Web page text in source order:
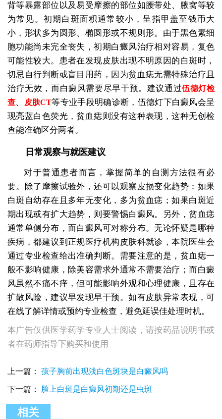
背等暴露部位以及易受摩擦的部位如腰带处、腋窝等较
为常见。初期白斑面积通常较小，呈指甲盖至钱币大
小，形状多为圆形、椭圆形或不规则形。由于黑色素细
胞功能尚未完全丧失，初期白癜风治疗相对容易，复色
可能性较大。患者在发现皮肤出现不明原因的白斑时，
切忌自行判断或盲目用药，因为贫血痣无需特殊治疗且
治疗无效，而白癜风需要尽早干预。建议通过伍德灯检
查、 皮肤CT等专业手段明确诊断，伍德灯下白癜风会呈
现亮蓝白色荧光，贫血痣则没有这种表现，这种无创检
查能准确区分两者。
日常观察与就医建议
对于普通患者而言，掌握简单的自测方法很有必
要。除了摩擦试验外，还可以观察皮损变化趋势：如果
白斑自幼存在且多年无变化，多为贫血痣；如果白斑近
期出现或有扩大趋势，则要警惕白癜风。另外，贫血痣
通常单侧分布，而白癜风可对称分布。无论怀疑是哪种
疾病，都建议到正规医疗机构皮肤科就诊，本院医生会
通过专业检查给出准确判断。需要注意的是，贫血痣一
般不影响健康，除美容需求外通常不需要治疗；而白癜
风虽然不痛不痒，但可能影响外观和心理健康，且存在
扩散风险，建议早发现早干预。如有皮肤异常表现，可
在线了解详情或预约专业检查，避免延误佳处理时机。
本广告仅供医学药学专业人士阅读，请按药品说明书或
者在药师指导下购买和使用
上一篇： 孩子胸前出现浅白色斑块是白癜风吗
下一篇： 脸上白斑是白癜风初期还是虫斑
相关